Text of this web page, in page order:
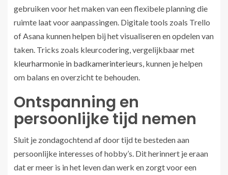
gebruiken voor het maken van een flexibele planning die
ruimte laat voor aanpassingen. Digitale tools zoals Trello
of Asana kunnen helpen bij het visualiseren en opdelen van
taken. Tricks zoals kleurcodering, vergelijkbaar met
kleurharmonie in badkamerinterieurs , kunnen je helpen
om balans en overzicht te behouden.
Ontspanning en
persoonlijke tijd nemen
Sluit je zondagochtend af door tijd te besteden aan
persoonlijke interesses of hobby’s. Dit herinnert je eraan
dat er meer is in het leven dan werk en zorgt voor een